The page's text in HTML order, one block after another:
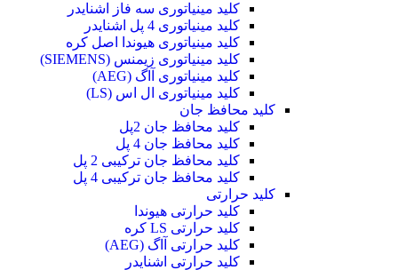
کلید مینیاتوری سه فاز اشنایدر
کلید مینیاتوری 4 پل اشنایدر
کلید مینیاتوری هیوندا اصل کره
کلید مینیاتوری زیمنس (SIEMENS)
کلید مینیاتوری آاگ (AEG)
کلید مینیاتوری ال اس (LS)
کلید محافظ جان
کلید محافظ جان 2پل
کلید محافظ جان 4 پل
کلید محافظ جان ترکیبی 2 پل
کلید محافظ جان ترکیبی 4 پل
کلید حرارتی
کلید حرارتی هیوندا
کلید حرارتی LS کره
کلید حرارتی آاگ (AEG)
کلید حرارتی اشنایدر